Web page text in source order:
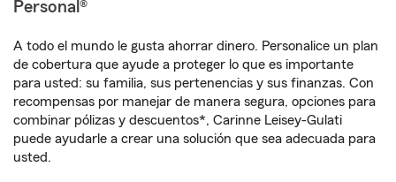
Personal®
A todo el mundo le gusta ahorrar dinero. Personalice un plan
de cobertura que ayude a proteger lo que es importante
para usted: su familia, sus pertenencias y sus finanzas. Con
recompensas por manejar de manera segura, opciones para
combinar pólizas y descuentos*, Carinne Leisey-Gulati
puede ayudarle a crear una solución que sea adecuada para
usted.